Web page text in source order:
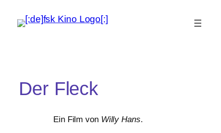
Der Fleck
Ein Film von Willy Hans.